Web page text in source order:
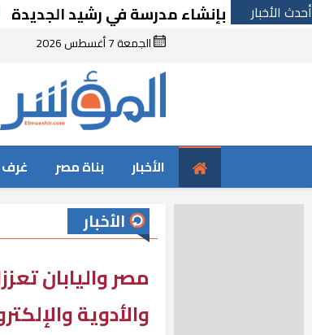
أحدث الأخباربإنشاء مدرسة في رشيد الجديدة
الجمعة 7 أغسطس 2026
الأخبار بناة مصر غرف
الأخبار
مصر واليابان
والأدوية